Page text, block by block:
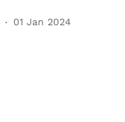
01 Jan 2024